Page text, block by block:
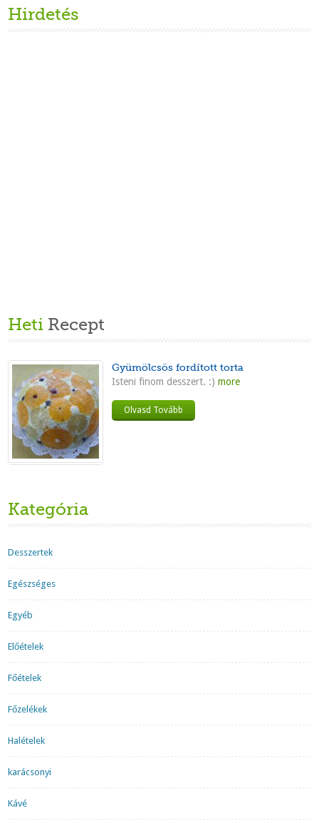
Hirdetés
Heti Recept
Gyümölcsös fordított torta
Isteni finom desszert. :) more
Olvasd Tovább
Kategória
Desszertek
Egészséges
Egyéb
Előételek
Főételek
Főzelékek
Halételek
karácsonyi
Kávé